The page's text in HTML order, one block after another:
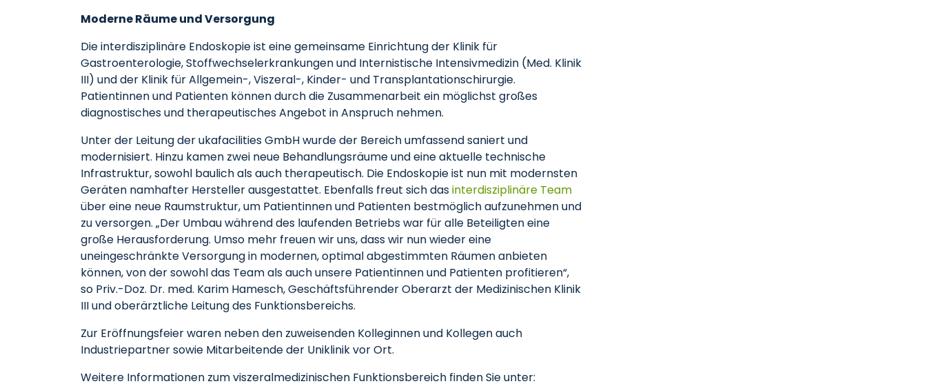
Moderne Räume und Versorgung
Die interdisziplinäre Endoskopie ist eine gemeinsame Einrichtung der Klinik für
Gastroenterologie, Stoffwechselerkrankungen und Internistische Intensivmedizin (Med. Klinik
III) und der Klinik für Allgemein-, Viszeral-, Kinder- und Transplantationschirurgie.
Patientinnen und Patienten können durch die Zusammenarbeit ein möglichst großes
diagnostisches und therapeutisches Angebot in Anspruch nehmen.
Unter der Leitung der ukafacilities GmbH wurde der Bereich umfassend saniert und
modernisiert. Hinzu kamen zwei neue Behandlungsräume und eine aktuelle technische
Infrastruktur, sowohl baulich als auch therapeutisch. Die Endoskopie ist nun mit modernsten
Geräten namhafter Hersteller ausgestattet. Ebenfalls freut sich dasinterdisziplinäre Team
über eine neue Raumstruktur, um Patientinnen und Patienten bestmöglich aufzunehmen und
zu versorgen. „Der Umbau während des laufenden Betriebs war für alle Beteiligten eine
große Herausforderung. Umso mehr freuen wir uns, dass wir nun wieder eine
uneingeschränkte Versorgung in modernen, optimal abgestimmten Räumen anbieten
können, von der sowohl das Team als auch unsere Patientinnen und Patienten profitieren“,
so Priv.-Doz. Dr. med. Karim Hamesch, Geschäftsführender Oberarzt der Medizinischen Klinik
III und oberärztliche Leitung des Funktionsbereichs.
Zur Eröffnungsfeier waren neben den zuweisenden Kolleginnen und Kollegen auch
Industriepartner sowie Mitarbeitende der Uniklinik vor Ort.
Weitere Informationen zum viszeralmedizinischen Funktionsbereich finden Sie unter: